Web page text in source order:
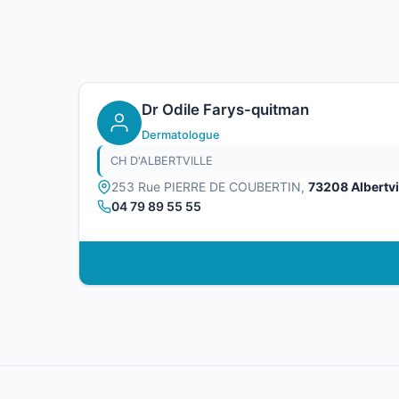
Dr Odile Farys-quitman
Dermatologue
CH D'ALBERTVILLE
253 Rue PIERRE DE COUBERTIN, 73208
04 79 89 55 55